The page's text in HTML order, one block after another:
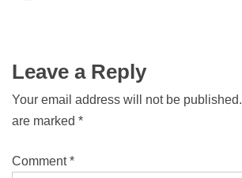
Leave a Reply
Your email address will not be published.
are marked *
Comment*